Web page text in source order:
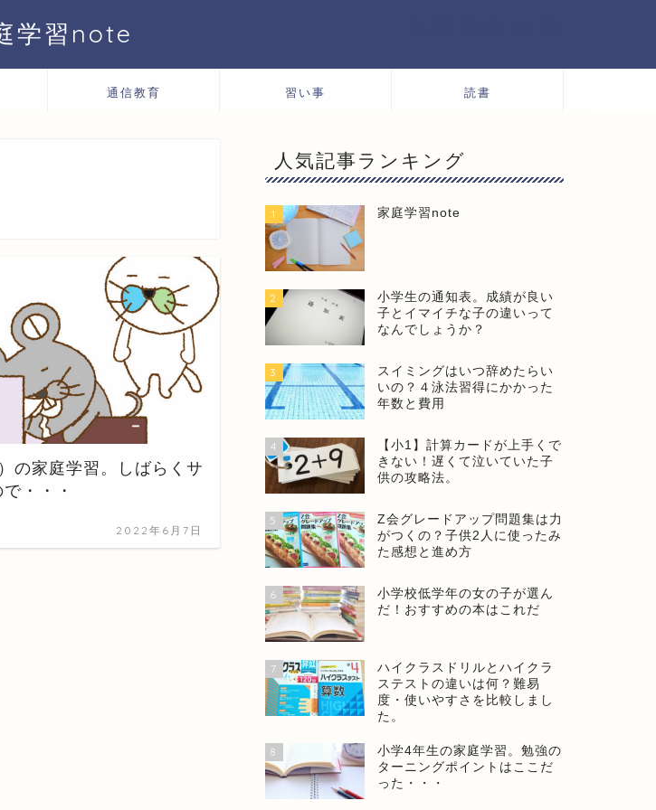
学習note
通信教育 習い事 読書
の家庭学習。しばらくサ
・・・
2022年6月7日
人気記事ランキング
1 家庭学習note
2
小学生の通知表。成績が良い
子とイマイチな子の違いって
なんでしょうか？
3
スイミングはいつ辞めたらい
いの？４泳法習得にかかった
年数と費用
4
【小1】計算カードが上手くで
きない！遅くて泣いていた子
供の攻略法。
5
Z会グレードアップ問題集は力
がつくの？子供2人に使ったみ
た感想と進め方
6
小学校低学年の女の子が選ん
だ！おすすめの本はこれだ
7
ハイクラスドリルとハイクラ
ステストの違いは何？難易
度・使いやすさを比較しまし
た。
8
小学4年生の家庭学習。勉強の
ターニングポイントはここだ
った・・・